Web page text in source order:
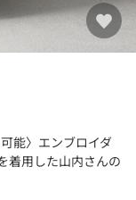
能〉エンブロイダ
着用した山内さんの